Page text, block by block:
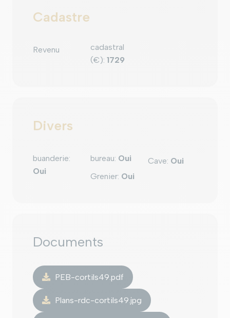
Cadastre
Revenu
cadastral
(€): 1729
Divers
buanderie:
Oui
bureau: Oui
Grenier: Oui
Cave: Oui
Documents
PEB-cortils49.pdf
Plans-rdc-cortils49.jpg